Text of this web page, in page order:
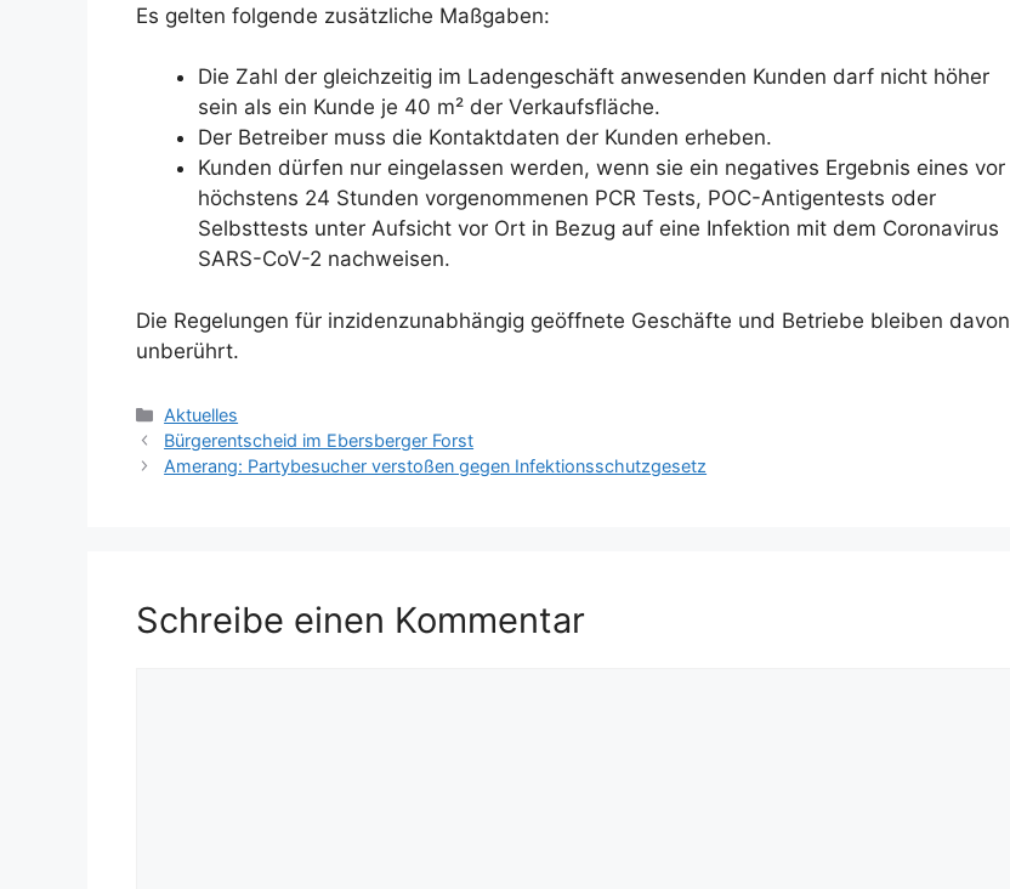
Es gelten folgende zusätzliche Maßgaben:
Die Zahl der gleichzeitig im Ladengeschäft anwesenden Kunden darf nicht höher
sein als ein Kunde je 40 m² der Verkaufsfläche.
Der Betreiber muss die Kontaktdaten der Kunden erheben.
Kunden dürfen nur eingelassen werden, wenn sie ein negatives Ergebnis eines vor
höchstens 24 Stunden vorgenommenen PCR Tests, POC-Antigentests oder
Selbsttests unter Aufsicht vor Ort in Bezug auf eine Infektion mit dem Coronavirus
SARS-CoV-2 nachweisen.
Die Regelungen für inzidenzunabhängig geöffnete Geschäfte und Betriebe bleiben davon
unberührt.
Kategorien
Aktuelles
Bürgerentscheid im Ebersberger Forst
Amerang: Partybesucher verstoßen gegen Infektionsschutzgesetz
Schreibe einen Kommentar